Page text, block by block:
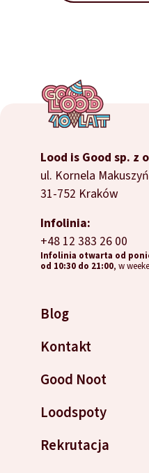
Lood is Good sp. z
ul. Kornela
31-752 Kraków
Infolinia:
+48 12 383 26 00
Infolinia otwarta od
od 10:30 do 21:00, w
Blog
Kontakt
Good Noot
Loodspoty
Rekrutacja